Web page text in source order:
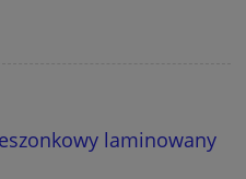
laminowany